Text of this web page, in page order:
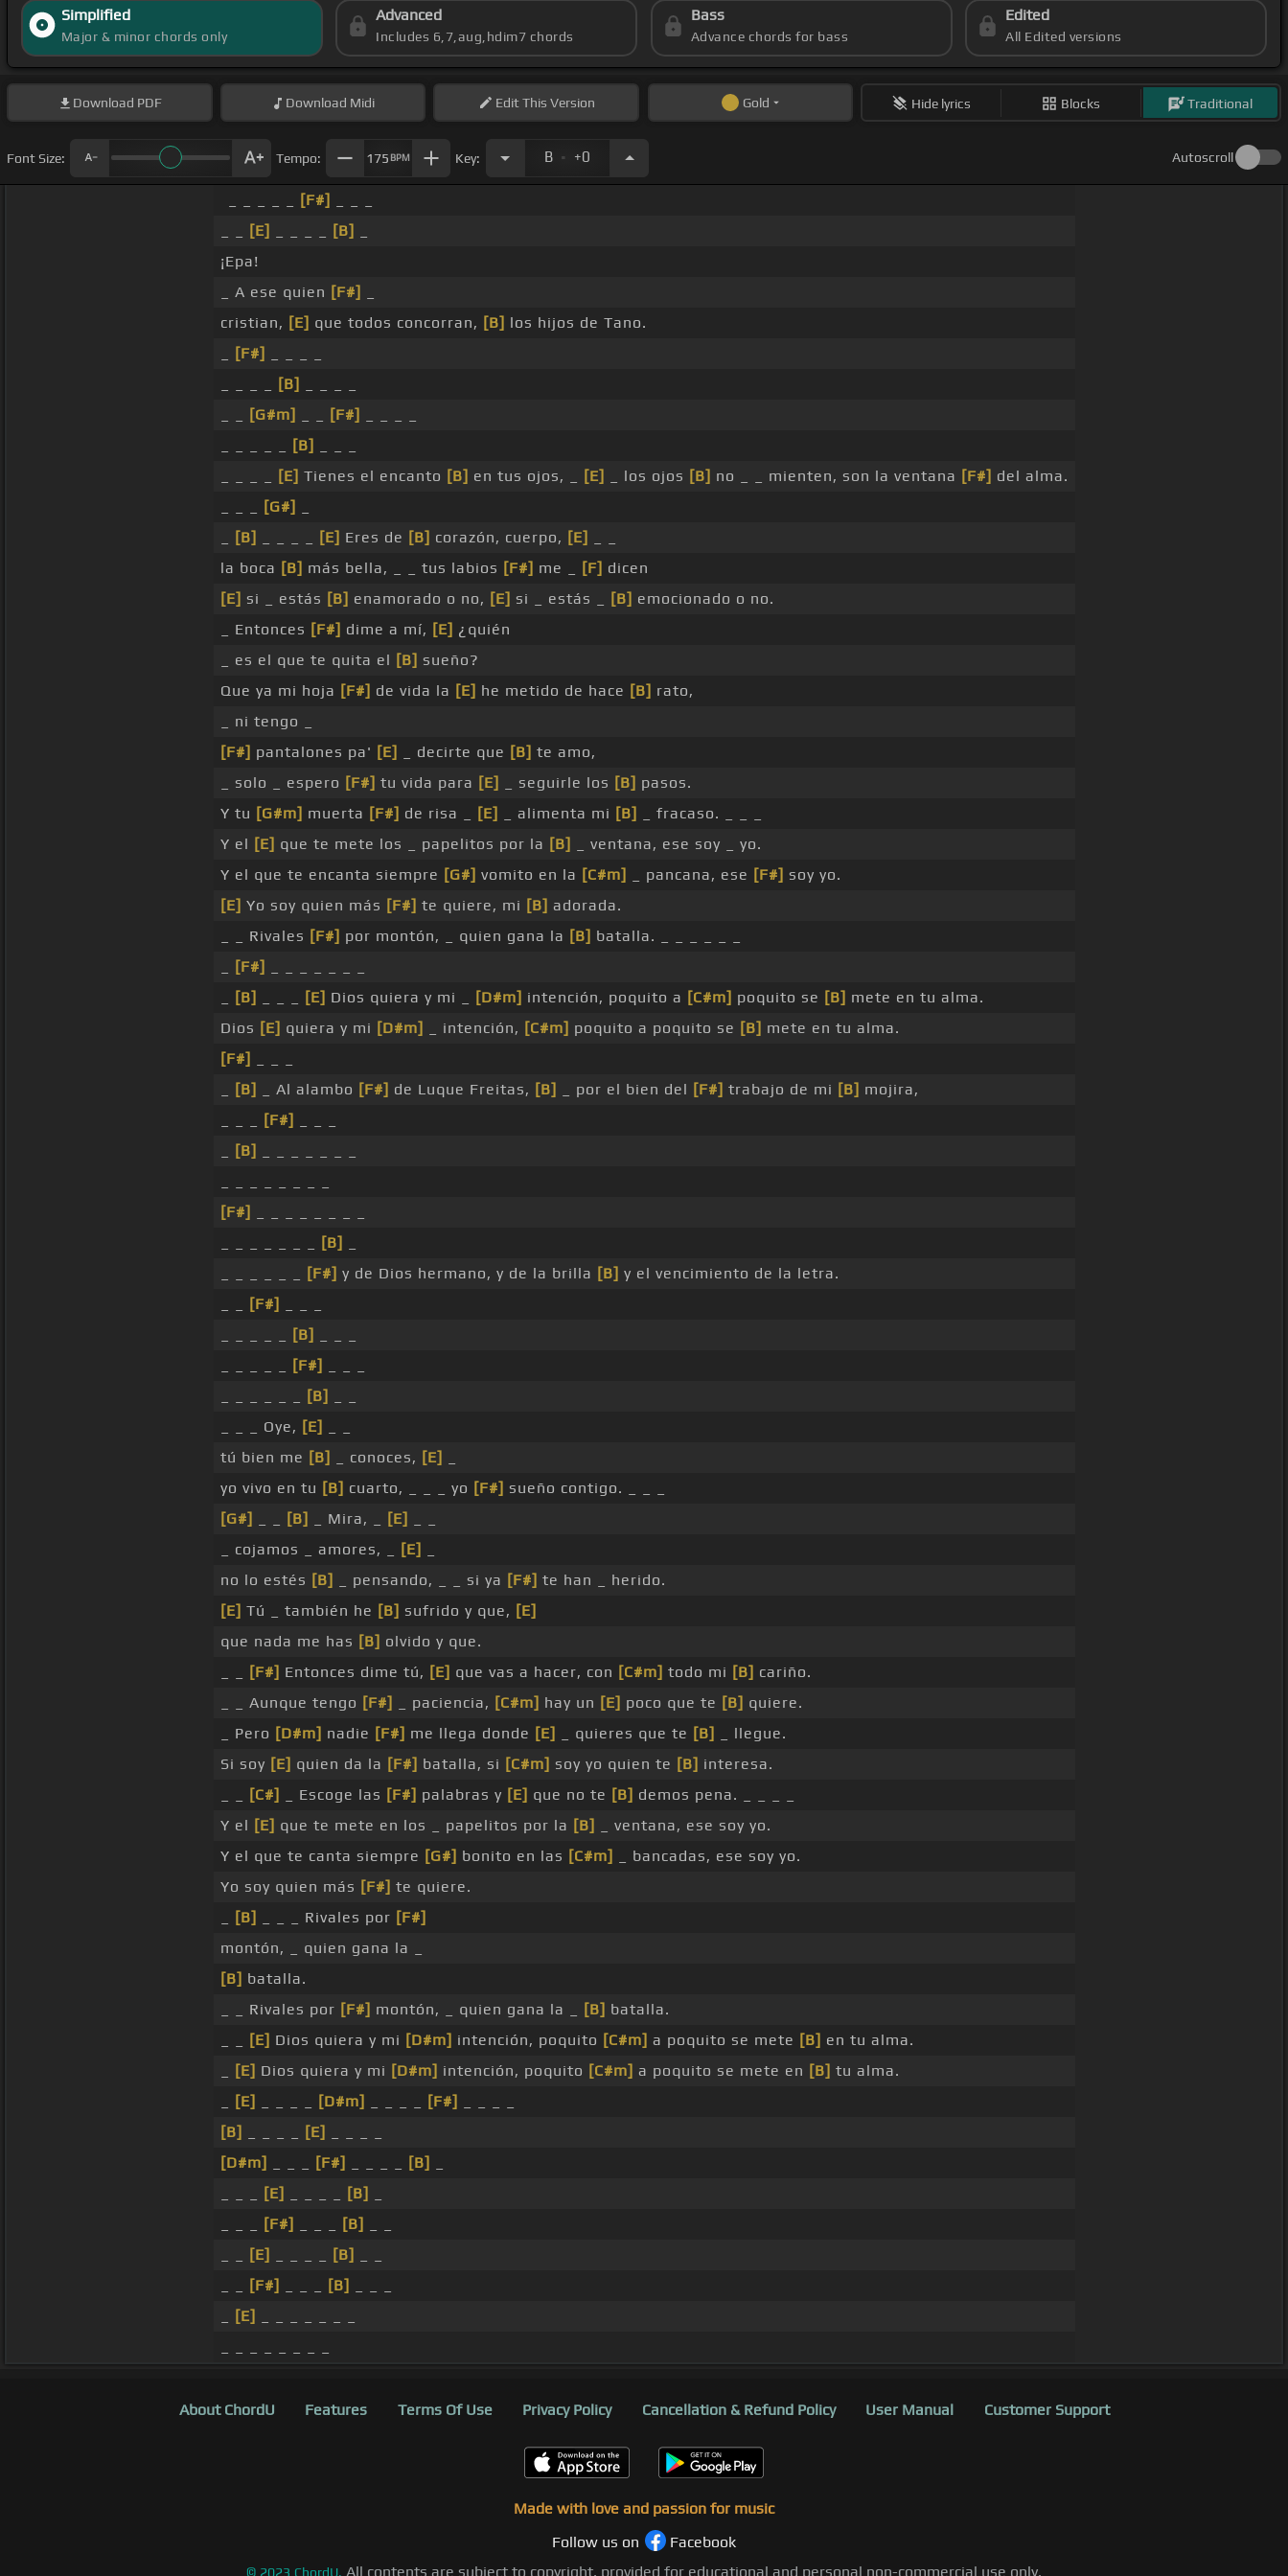
Simplified
Major & minor chords only
Advanced
Includes 6,7,aug,hdim7 chords
Bass
Advance chords for bass
Edited
All Edited versions
Download PDF Download Midi EditThis Version Gold Hide lyrics Blocks Traditional
Font Size: Tempo: 175 BPM Key: B . +0 Autoscroll
[F#]
[E] [B]
¡Epa!
_ A ese quien [F#]
cristian, [E] que todos concorran, [B] los hijos de Tano.
[F#]
[B]
[G#m] [F#]
[B]
[E] Tienes el encanto [B] en tus ojos, _ [E] _ los ojos [B] no _ _ mienten, son la ventana [F#] del alma.
[G#]
[B] [E] Eres de [B] corazón, cuerpo, [E]
la boca [B] más bella, _ _ tus labios [F#] me _ [F] dicen
[E] si _ estás [B] enamorado o no, [E] si _ estás _ [B] emocionado o no.
_ Entonces [F#] dime a mí, [E] ¿quién
_ es el que te quita el [B] sueño?
Que ya mi hoja [F#] de vida la [E] he metido de hace [B] rato,
_ ni tengo _
[F#] pantalones pa' [E] _ decirte que [B] te amo,
_ solo _ espero [F#] tu vida para [E] _ seguirle los [B] pasos.
Y tu [G#m] muerta [F#] de risa _ [E] _ alimenta mi [B]
_ fracaso. _ _ _
Y el [E] que te mete los _ papelitos por la [B]
_ ventana, ese soy _ yo.
Y el que te encanta siempre [G#] vomito en la [C#m] _ pancana, ese [F#] soy yo.
[E] Yo soy quien más [F#] te quiere, mi [B] adorada.
_ _ Rivales [F#] por montón, _ quien gana la [B] batalla. _ _ _ _ _ _
[F#]
[B] [E] Dios quiera y mi _ [D#m] intención, poquito a [C#m] poquito se [B] mete en tu alma.
Dios [E] quiera y mi [D#m] _ intención, [C#m] poquito a poquito se [B] mete en tu alma.
[F#]
[B] _ Al alambo [F#] de Luque Freitas, [B] _ por el bien del [F#] trabajo de mi [B] mojira,
[F#]
[B]
[F#]
[B]
[F#] y de Dios hermano, y de la brilla [B] y el vencimiento de la letra.
[F#]
[B]
[F#]
[B]
_ _ _ Oye, [E]
tú bien me [B] _ conoces, [E]
yo vivo en tu [B] cuarto, _ _ _ yo [F#] sueño contigo. _ _ _
[G#]
[B] _ Mira, _ [E]
_ cojamos _ amores, _
[E]
no lo estés [B] _ pensando, _ _ si ya [F#] te han _ herido.
[E] Tú _ también he [B] sufrido y que, [E]
que nada me has [B] olvido y que.
[F#] Entonces dime tú, [E] que vas a hacer, con [C#m] todo mi [B] cariño.
_ _ Aunque tengo [F#] _ paciencia, [C#m] hay un [E] poco que te [B] quiere.
_ Pero [D#m] nadie [F#] me llega donde [E] _ quieres que te [B]
_ llegue.
Si soy [E] quien da la [F#] batalla, si [C#m] soy yo quien te [B] interesa.
[C#] _ Escoge las [F#] palabras y [E] que no te [B] demos pena. _ _ _ _
Y el [E] que te mete en los _ papelitos por la [B]
_ ventana, ese soy yo.
Y el que te canta siempre [G#] bonito en las [C#m]
_ bancadas, ese soy yo.
Yo soy quien más [F#] te quiere.
[B] _ _ _ Rivales por [F#]
montón, _ quien gana la _
[B] batalla.
_ _ Rivales por [F#] montón, _ quien gana la _ [B] batalla.
[E] Dios quiera y mi [D#m] intención, poquito [C#m] a poquito se mete [B] en tu alma.
[E] Dios quiera y mi [D#m] intención, poquito [C#m] a poquito se mete en [B] tu alma.
[E] [D#m] [F#]
[B]
[E]
[D#m]
[F#] [B]
[E] [B]
[F#] [B]
[E] [B]
[F#] [B]
[E]
About ChordU Features Terms Of Use Privacy Policy Cancellation & Refund Policy User Manual Customer Support
Made with love and passion for music
Follow us on
Facebook
© 2023 ChordU. All contents are subject to copyright, provided for educational and personal non-commercial use only.